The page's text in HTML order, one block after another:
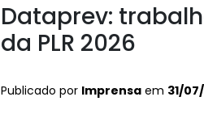
Dataprev:
da PLR 2026
Publicado por Imprensa em 31/